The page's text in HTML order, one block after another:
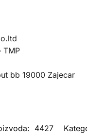
TMP
bb 19000 Zajecar
4427